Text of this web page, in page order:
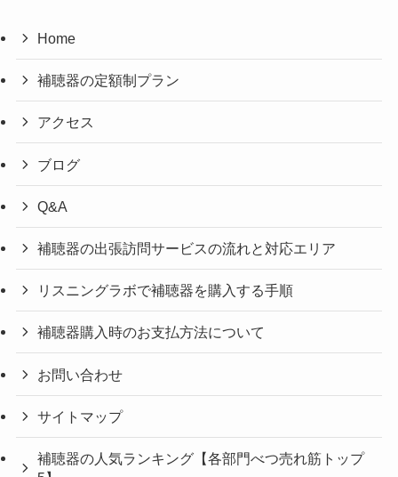
Home
補聴器の定額制プラン
アクセス
ブログ
Q&A
補聴器の出張訪問サービスの流れと対応エリア
リスニングラボで補聴器を購入する手順
補聴器購入時のお支払方法について
お問い合わせ
サイトマップ
補聴器の人気ランキング【各部門べつ売れ筋トップ